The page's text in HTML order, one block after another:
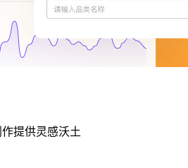
提供灵感沃土